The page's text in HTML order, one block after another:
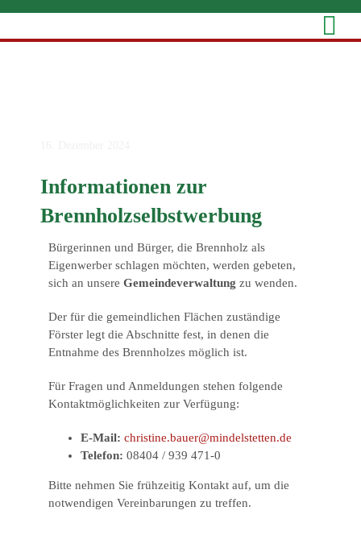
springen
Informationen zur
Brennholzselbstwerbung
Bürgerinnen und Bürger, die Brennholz als
Eigenwerber schlagen möchten, werden gebeten,
sich an unsere Gemeindeverwaltung zu wenden.
Der für die gemeindlichen Flächen zuständige
Förster legt die Abschnitte fest, in denen die
Entnahme des Brennholzes möglich ist.
Für Fragen und Anmeldungen stehen folgende
Kontaktmöglichkeiten zur Verfügung:
E-Mail: christine.bauer@mindelstetten.de
Telefon: 08404 / 939 471-0
Bitte nehmen Sie frühzeitig Kontakt auf, um die
notwendigen Vereinbarungen zu treffen.